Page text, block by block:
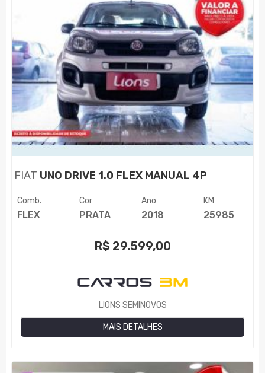
FIAT UNO DRIVE 1.0 FLEX MANUAL 4P
Comb.
FLEX
Cor
PRATA
Ano
2018
KM
25985
R$ 29.599,00
LIONS SEMINOVOS
MAIS DETALHES